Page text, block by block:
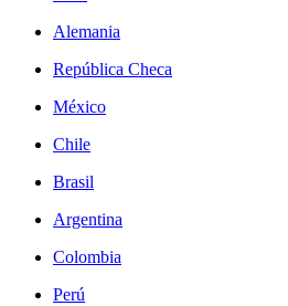
Alemania
República Checa
México
Chile
Brasil
Argentina
Colombia
Perú